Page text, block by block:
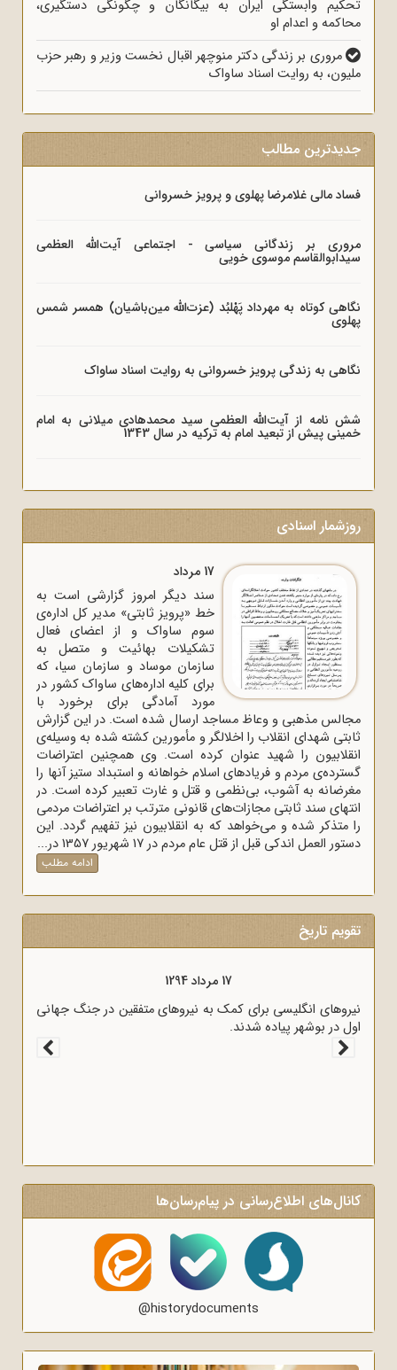
تحکیم وابستگی ایران به بیگانگان و چگونگی دستگیری،
محاکمه و اعدام او
مروری بر زندگی دکتر منوچهر اقبال نخست وزیر و رهبر حزب
ملیون، به روایت اسناد ساواک
جدیدترین مطالب
فساد مالی غلامرضا پهلوی و پرویز خسروانی
مروری بر زندگانی سیاسی - اجتماعی آیت‌الله العظمی
سیدابوالقاسم موسوی خویی
نگاهی کوتاه به مهرداد پَهْلبُد (عزت‌الله مین‌باشیان) همسر شمس
پهلوی
نگاهی به زندگی پرویز خسروانی به روایت اسناد ساواک
شش نامه از آیت‌الله العظمی سید محمدهادی میلانی به امام
خمینی پیش از تبعید امام به ترکیه در سال 1343
روزشمار اسنادی
17 مرداد
سند دیگر امروز گزارشی است به
خط «پرویز ثابتی» مدیر کل اداره‌ی
سوم ساواک و از اعضای فعال
تشکیلات بهائیت و متصل به
سازمان موساد و سازمان سیا، که
برای کلیه اداره‌های ساواک‌ کشور در
مورد آمادگی برای برخورد با
مجالس مذهبی و وعاظ مساجد ارسال شده است. در این گزارش
ثابتی شهدای انقلاب را اخلالگر و مأمورین کشته شده به وسیله‌ی
انقلابیون را شهید عنوان کرده است. وی همچنین اعتراضات
گسترده‌ی مردم و فریادهای اسلام خواهانه و استبداد ستیز آنها را
مغرضانه به آشوب، بی‌نظمی و قتل و غارت تعبیر کرده است. در
انتهای سند ثابتی مجازات‌های قانونی مترتب بر اعتراضات مردمی
را متذکر شده و می‌خواهد که به انقلابیون نیز تفهیم گردد. این
دستور العمل اندکی قبل از قتل عام مردم در 17 شهریور 1357 در...
ادامه مطلب
تقویم تاریخ
17 مرداد 1294
نیروهای انگلیسی برای کمک به نیروهای متفقین در جنگ جهانی
اول در بوشهر پیاده شدند.
به وسیله
کانال‌های اطلاع‌رسانی در پیام‌رسان‌ها
@historydocuments